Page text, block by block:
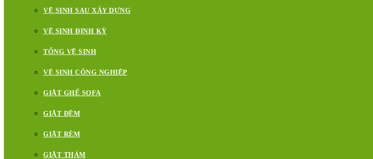
VỆ SINH SAU XÂY DỰNG
VỆ SINH ĐỊNH KỲ
TỔNG VỆ SINH
VỆ SINH CÔNG NGHIỆP
GIẶT GHẾ SOFA
GIẶT ĐỆM
GIẶT RÈM
GIẶT THẢM